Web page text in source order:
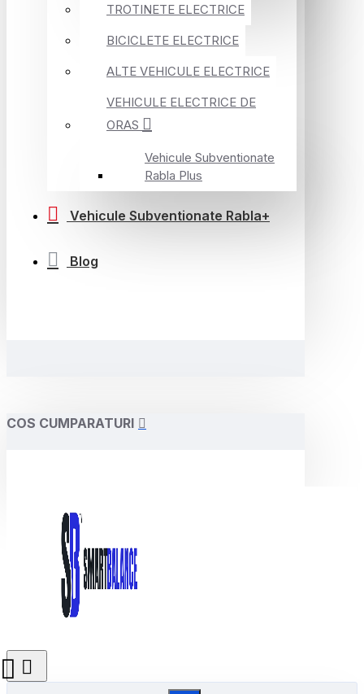
TROTINETE ELECTRICE
BICICLETE ELECTRICE
ALTE VEHICULE ELECTRICE
VEHICULE ELECTRICE DE
ORAS
Vehicule Subventionate
Rabla Plus
Vehicule Subventionate Rabla+
Blog
COS CUMPARATURI